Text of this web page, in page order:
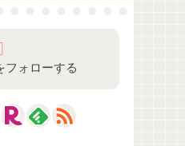
フォローする